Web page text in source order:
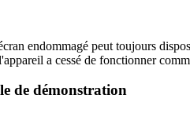
endommagé peut toujours
a cessé de fonctionner
de démonstration